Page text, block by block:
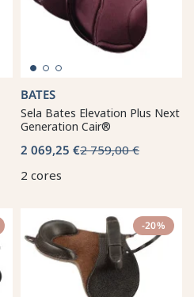
BATES
Sela Bates Elevation Plus Next
Generation Cair®
2 069,25 €2 759,00 €
2 cores
-20%